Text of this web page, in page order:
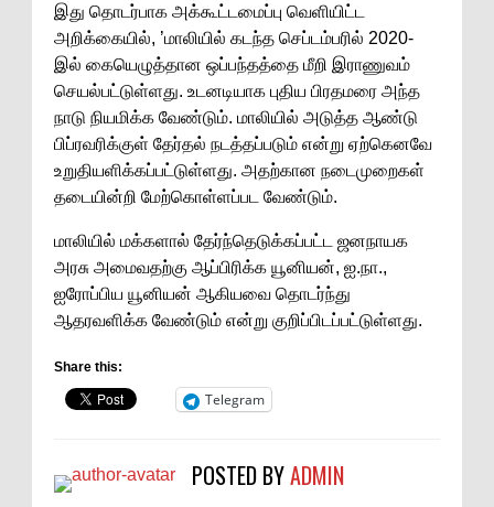
இது தொடர்பாக அக்கூட்டமைப்பு வெளியிட்ட
அறிக்கையில், ’மாலியில் கடந்த செப்டம்பரில் 2020-
இல் கையெழுத்தான ஒப்பந்தத்தை மீறி இராணுவம்
செயல்பட்டுள்ளது. உடனடியாக புதிய பிரதமரை அந்த
நாடு நியமிக்க வேண்டும். மாலியில் அடுத்த ஆண்டு
பிப்ரவரிக்குள் தேர்தல் நடத்தப்படும் என்று ஏற்கெனவே
உறுதியளிக்கப்பட்டுள்ளது. அதற்கான நடைமுறைகள்
தடையின்றி மேற்கொள்ளப்பட வேண்டும்.
மாலியில் மக்களால் தேர்ந்தெடுக்கப்பட்ட ஜனநாயக
அரசு அமைவதற்கு ஆப்பிரிக்க யூனியன், ஐ.நா.,
ஐரோப்பிய யூனியன் ஆகியவை தொடர்ந்து
ஆதரவளிக்க வேண்டும் என்று குறிப்பிடப்பட்டுள்ளது.
Share this:
Telegram
POSTED BYADMIN